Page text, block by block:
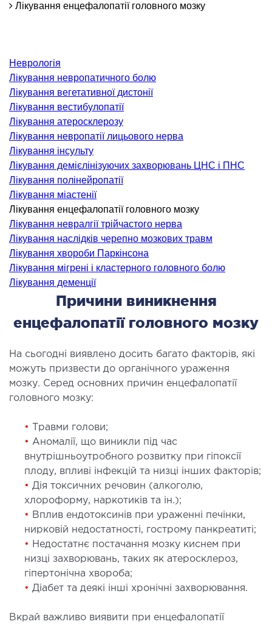
терапія
допомога
ЗАХВОРЮВАННЯ
горла і гортані
носа
вух
І ЛОР-ХІРУРГІЯ
лікування порожнини носа і
пазух
і глотки
лікування хропіння
хірургія обличчя
урологія
І ДЕРМАТОЛОГІЯ
косметологія
косметологія
косметологія
епіляція
ЗАХВОРЮВАНЬ
Лікування енцефалопатії головного мозку
Неврологія
Лікування невропатичного болю
Лікування вегетативної дистонії
Лікування вестибулопатії
Лікування атеросклерозу
Лікування невропатії лицьового нерва
Лікування інсульту
Лікування демієлінізуючих захворювань ЦНС і ПНС
Лікування полінейропатії
Лікування міастенії
Лікування енцефалопатії головного мозку
Лікування невралгії трійчастого нерва
Лікування наслідків черепно мозкових травм
Лікування хвороби Паркінсона
Лікування мігрені і кластерного головного болю
Лікування деменції
Причини виникнення
енцефалопатії головного мозку
На сьогодні виявлено досить багато факторів, які
можуть призвести до органічного ураження
мозку. Серед основних причин енцефалопатії
головного мозку:
•
Травми голови;
• Аномалії, що виникли під час
внутрішньоутробного розвитку при гіпоксії
плоду, впливі інфекцій та низці інших факторів;
• Дія токсичних речовин (алкоголю,
хлороформу, наркотиків та ін.);
• Вплив ендотоксинів при ураженні печінки,
нирковій недостатності, гострому панкреатиті;
• Недостатнє постачання мозку киснем при
низці захворювань, таких як атеросклероз,
гіпертонічна хвороба;
• Діабет та деякі інші хронічні захворювання.
Вкрай важливо виявити при енцефалопатії